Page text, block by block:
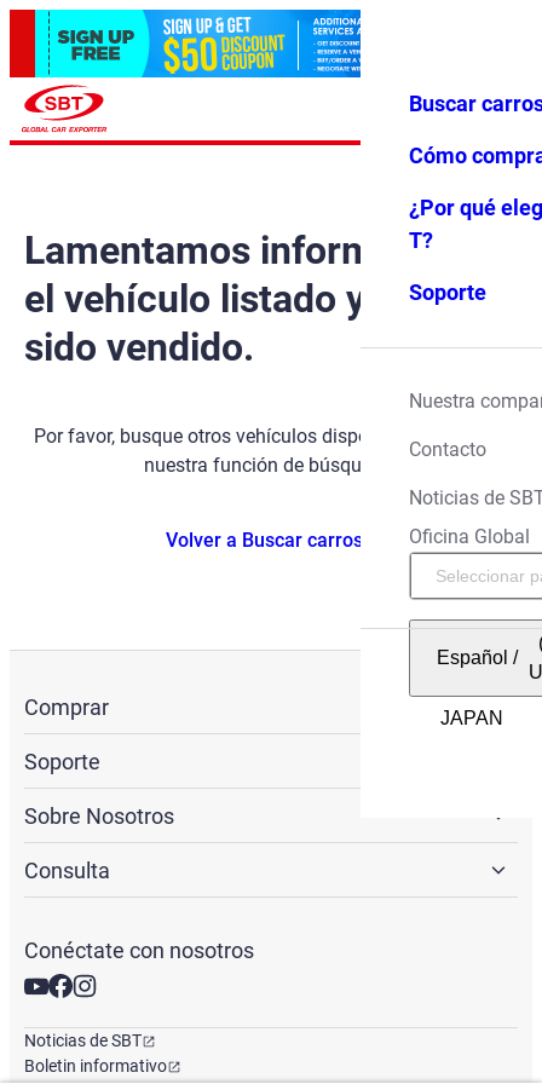
Favoritos Menú
Buscar
Cómo
¿Por qué
T?
Soporte
Nuestra
Contacto
Noticias de
Oficina Global
Español /
Lamentamos informarle que
el vehículo listado ya ha
sido vendido.
Por favor, busque otros vehículos disponibles utilizando
nuestra función de búsqueda.
Volver a Buscar carros
Comprar
Soporte
Sobre Nosotros
Consulta
Conéctate con nosotros
Noticias de SBT
Boletin informativo